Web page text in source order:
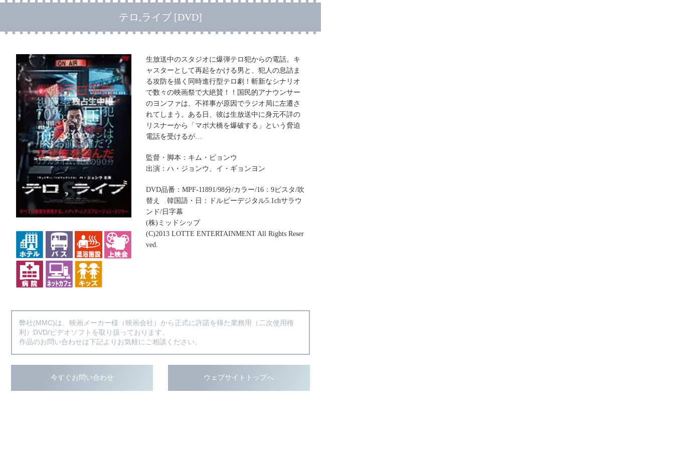
テロ,ライブ [DVD]
生放送中のスタジオに爆弾テロ犯からの電話。キ
ャスターとして再起をかける男と、犯人の息詰ま
る攻防を描く同時進行型テロ劇！斬新なシナリオ
で数々の映画祭で大絶賛！！国民的アナウンサー
のヨンファは、不祥事が原因でラジオ局に左遷さ
れてしまう。ある日、彼は生放送中に身元不詳の
リスナーから「マポ大橋を爆破する」という脅迫
電話を受けるが…
監督・脚本：キム・ビョンウ
出演：ハ・ジョンウ、イ・ギョンヨン
DVD品番：MPF-11891/98分/カラー/16：9ビスタ/吹
替え 韓国語・日：ドルビーデジタル5.1chサラウ
ンド/日字幕
(株)ミッドシップ
(C)2013 LOTTE ENTERTAINMENT All Rights Reser
ved.
弊社(MMC)は、映画メーカー様（映画会社）から正式に許諾を得た業務用（二次使用権
利）DVD/ビデオソフトを取り扱っております。
作品のお問い合わせは下記よりお気軽にご相談ください。
今すぐお問い合わせ ウェブサイトトップへ